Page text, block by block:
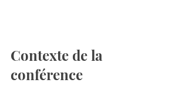
Contexte de la
conférence